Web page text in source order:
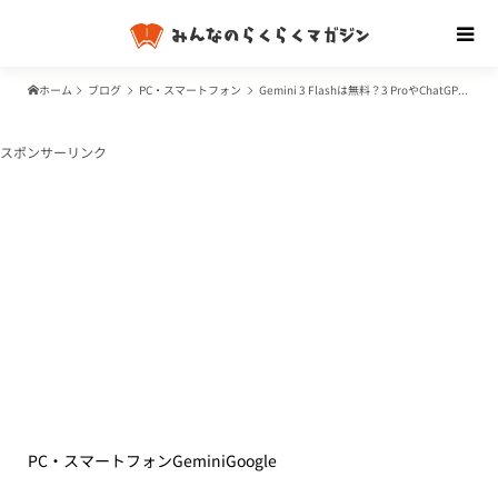
ホーム ブログ PC・スマートフォン Gemini 3 Flashは無料？3 ProやChatGPTとの違い・使い方を分かりやすく
スポンサーリンク
PC・スマートフォンGeminiGoogle